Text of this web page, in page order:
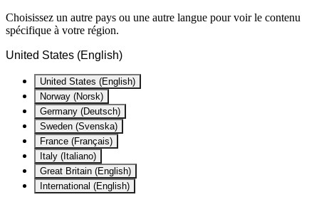
Choisissez un autre pays ou une autre langue pour voir le contenu
spécifique à votre région.
United States (English)
United States (English)
Norway (Norsk)
Germany (Deutsch)
Sweden (Svenska)
France (Français)
Italy (Italiano)
Great Britain (English)
International (English)